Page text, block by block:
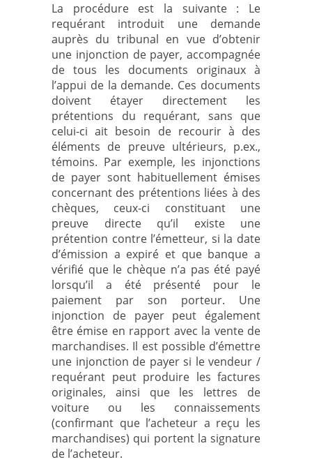
La procédure est la suivante : Le
requérant introduit une demande
auprès du tribunal en vue d’obtenir
une injonction de payer, accompagnée
de tous les documents originaux à
l’appui de la demande. Ces documents
doivent étayer directement les
prétentions du requérant, sans que
celui-ci ait besoin de recourir à des
éléments de preuve ultérieurs, p.ex.,
témoins. Par exemple, les injonctions
de payer sont habituellement émises
concernant des prétentions liées à des
chèques, ceux-ci constituant une
preuve directe qu’il existe une
prétention contre l’émetteur, si la date
d’émission a expiré et que banque a
vérifié que le chèque n’a pas été payé
lorsqu’il a été présenté pour le
paiement par son porteur. Une
injonction de payer peut également
être émise en rapport avec la vente de
marchandises. Il est possible d’émettre
une injonction de payer si le vendeur /
requérant peut produire les factures
originales, ainsi que les lettres de
voiture ou les connaissements
(confirmant que l’acheteur a reçu les
marchandises) qui portent la signature
de l’acheteur.